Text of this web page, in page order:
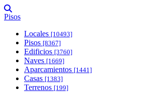
Pisos
Locales [10493]
Pisos [8367]
Edificios [3760]
Naves [1669]
Aparcamientos [1441]
Casas [1383]
Terrenos [199]